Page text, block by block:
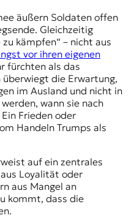
äußern Soldaten offen
Gleichzeitig
kämpfen“ – nicht aus
vor ihren eigenen
fürchten als das
die Erwartung,
im Ausland und nicht in
wann sie nach
Frieden oder
Handeln Trumps als
auf ein zentrales
Loyalität oder
aus Mangel an
kommt, dass die